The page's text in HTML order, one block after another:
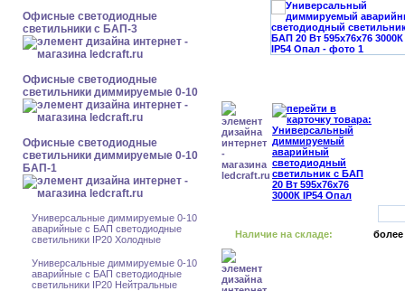
Офисные светодиодные
светильники с БАП-3
Офисные светодиодные
светильники диммируемые 0-10
Офисные светодиодные
светильники диммируемые 0-10
БАП-1
Универсальные диммируемые 0-10
аварийные с БАП светодиодные
светильники IP20 Холодные
Универсальные диммируемые 0-10
аварийные с БАП светодиодные
светильники IP20 Нейтральные
Наличие на складе: более